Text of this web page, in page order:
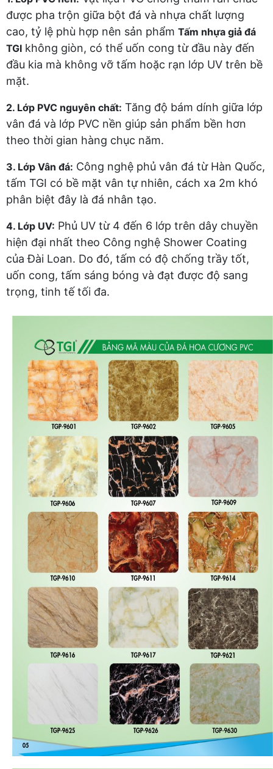
được pha trộn giữa bột đá và nhựa chất lượng
cao, tỷ lệ phù hợp nên sản phẩm Tấm nhựa giả đá
TGI không giòn, có thể uốn cong từ đầu này đến
đầu kia mà không vỡ tấm hoặc rạn lớp UV trên bề
mặt.
2. Lớp PVC nguyên chất: Tăng độ bám dính giữa lớp
vân đá và lớp PVC nền giúp sản phẩm bền hơn
theo thời gian hàng chục năm.
3. Lớp Vân đá: Công nghệ phủ vân đá từ Hàn Quốc,
tấm TGI có bề mặt vân tự nhiên, cách xa 2m khó
phân biệt đây là đá nhân tạo.
4. Lớp UV: Phủ UV từ 4 đến 6 lớp trên dây chuyền
hiện đại nhất theo Công nghệ Shower Coating
của Đài Loan. Do đó, tấm có độ chống trầy tốt,
uốn cong, tấm sáng bóng và đạt được độ sang
trọng, tinh tế tối đa.